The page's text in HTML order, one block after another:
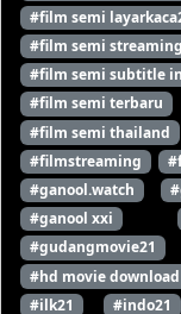
#film semi
#film semi streaming
#film semi subtitle
#film semi terbaru
#film semi thailand
#filmstreaming
#ganool.watch
#ganool xxi
#gudangmovie21
#hd movie download
#ilk21
#indo21